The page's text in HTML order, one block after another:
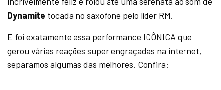
Dynamite tocada no saxofone pelo líder RM.
E foi exatamente essa performance ICÔNICA que
gerou várias reações super engraçadas na internet,
separamos algumas das melhores. Confira: